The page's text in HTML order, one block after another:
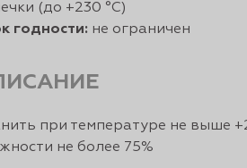
при температуре не выше
не более 75%
(до +230 °С)
годности: не ограничен